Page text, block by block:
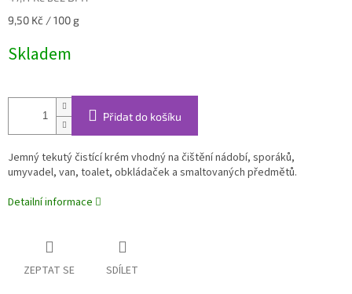
Měrná
9,50 Kč / 100 g
Skladem
Přidat do košíku
Jemný tekutý čistící krém vhodný na čištění nádobí, sporáků,
umyvadel, van, toalet, obkládaček a smaltovaných předmětů.
Detailní informace
ZEPTAT SE SDÍLET